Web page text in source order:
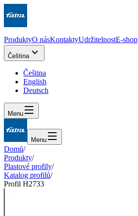
ProduktyO násKontaktyUdržitelnostE-shop
Čeština
Čeština
English
Deutsch
Menu
Menu
Domů/
Produkty/
Plastové profily/
Katalog profilů/
Profil H2733